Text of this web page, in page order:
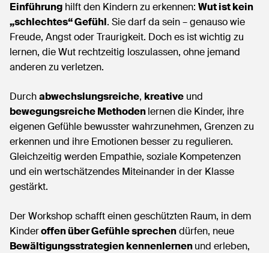
Einführung hilft den Kindern zu erkennen: Wut ist kein
„schlechtes“ Gefühl. Sie darf da sein – genauso wie
Freude, Angst oder Traurigkeit. Doch es ist wichtig zu
lernen, die Wut rechtzeitig loszulassen, ohne jemand
anderen zu verletzen.
Durchabwechslungsreiche, kreative und
bewegungsreiche Methodenlernen die Kinder, ihre
eigenen Gefühle bewusster wahrzunehmen, Grenzen zu
erkennen und ihre Emotionen besser zu regulieren.
Gleichzeitig werden Empathie, soziale Kompetenzen
und ein wertschätzendes Miteinander in der Klasse
gestärkt.
Der Workshop schafft einen geschützten Raum, in dem
Kinderoffen über Gefühle sprechendürfen, neue
Bewältigungsstrategien kennenlernenund erleben,